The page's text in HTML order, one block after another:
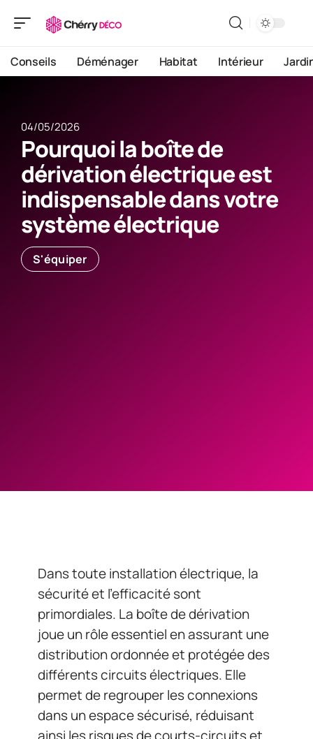
Conseils Déménager Habitat Intérieur
04/05/2026
Pourquoi la boîte de
dérivation électrique est
indispensable dans votre
système électrique
S'équiper
Dans toute installation électrique, la
sécurité et l’efficacité sont
primordiales. La boîte de dérivation
joue un rôle essentiel en assurant une
distribution ordonnée et protégée des
différents circuits électriques. Elle
permet de regrouper les connexions
dans un espace sécurisé, réduisant